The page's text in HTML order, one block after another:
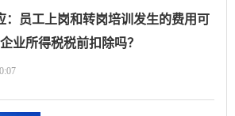
：员工上岗和转岗培训发生的费用可
业所得税税前扣除吗？